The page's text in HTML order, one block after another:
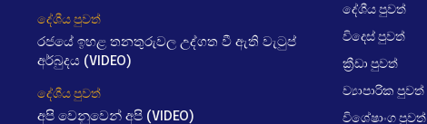
දේශීය පුවත්
රජයේ ඉහළ තනතුරුවල උද්ගත වී ඇති වැටුප්
අර්බුදය (VIDEO)
දේශීය පුවත්
අපි වෙනුවෙන් අපි (VIDEO)
දේශීය පුවත්
විදෙස් පුවත්
ක්‍රීඩා පුවත්
ව්‍යාපාරික පුවත්
විශේෂාංග පුවත්